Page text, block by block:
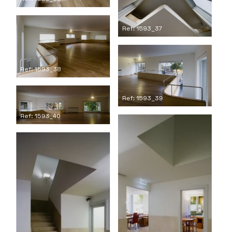
Ref: 1593_37
Ref: 1593_38
Ref: 1593_39
Ref: 1593_40